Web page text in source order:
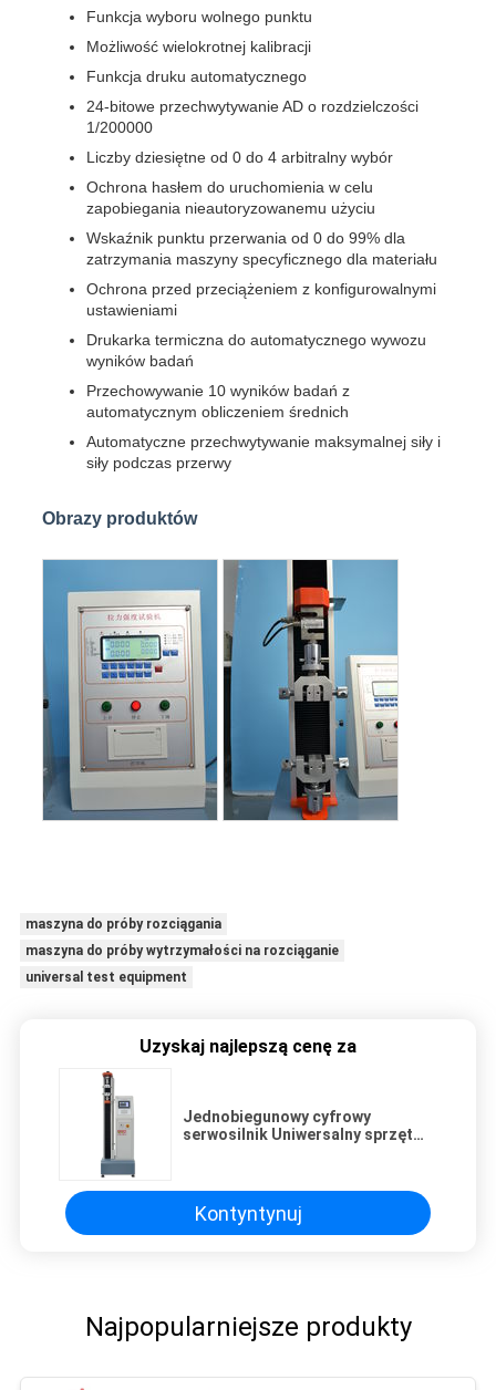
Funkcja wyboru wolnego punktu
Możliwość wielokrotnej kalibracji
Funkcja druku automatycznego
24-bitowe przechwytywanie AD o rozdzielczości
1/200000
Liczby dziesiętne od 0 do 4 arbitralny wybór
Ochrona hasłem do uruchomienia w celu
zapobiegania nieautoryzowanemu użyciu
Wskaźnik punktu przerwania od 0 do 99% dla
zatrzymania maszyny specyficznego dla materiału
Ochrona przed przeciążeniem z konfigurowalnymi
ustawieniami
Drukarka termiczna do automatycznego wywozu
wyników badań
Przechowywanie 10 wyników badań z
automatycznym obliczeniem średnich
Automatyczne przechwytywanie maksymalnej siły i
siły podczas przerwy
Obrazy produktów
maszyna do próby rozciągania
maszyna do próby wytrzymałości na rozciąganie
universal test equipment
Uzyskaj najlepszą cenę za
Jednobiegunowy cyfrowy
serwosilnik Uniwersalny sprzęt
Kontyntynuj
Najpopularniejsze produkty